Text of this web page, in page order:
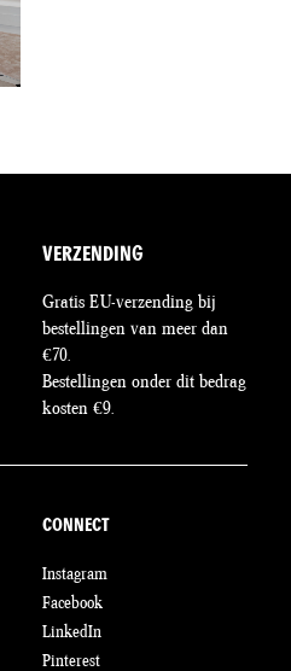
VERZENDING
Gratis EU-verzending bij
bestellingen van meer dan
€70.
Bestellingen onder dit bedrag
kosten €9.
CONNECT
Instagram
Facebook
LinkedIn
Pinterest